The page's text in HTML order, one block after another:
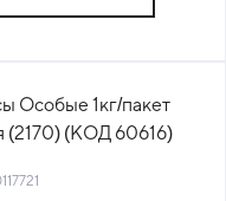
Особые 1кг/пакет
(2170) (КОД 60616)